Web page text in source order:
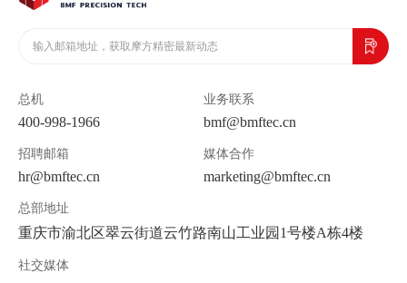
总机
400-998-1966
业务联系
bmf@bmftec.cn
招聘邮箱
hr@bmftec.cn
媒体合作
marketing@bmftec.cn
总部地址
重庆市渝北区翠云街道云竹路南山工业园1号楼A栋4楼
社交媒体